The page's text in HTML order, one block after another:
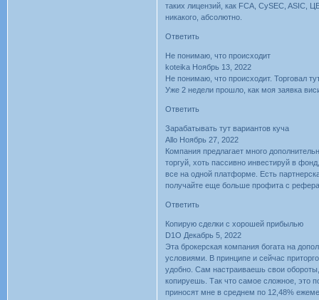
таких лицензий, как FCA, CySEC, ASIC,
никакого, абсолютно.
Ответить
Не понимаю, что происходит
koteika Ноябрь 13, 2022
Не понимаю, что происходит. Торговал
Уже 2 недели прошло, как моя заявка
Ответить
Зарабатывать тут вариантов куча
Allo Ноябрь 27, 2022
Компания предлагает много
торгуй, хоть пассивно инвестируй в
все на одной платформе. Есть
получайте еще больше профита с
Ответить
Копирую сделки с хорошей прибылью
D1O Декабрь 5, 2022
Эта брокерская компания богата на
условиями. В принципе и сейчас
удобно. Сам настраиваешь свои
копируешь. Так что самое сложное, это
приносят мне в среднем по 12,48%